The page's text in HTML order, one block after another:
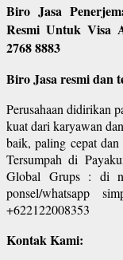
Biro Jasa
Resmi Untuk Visa
2768 8883
Biro Jasa resmi dan
Perusahaan didirikan
kuat dari karyawan
baik, paling cepat dan
Tersumpah di
Global Grups : di
ponsel/whatsapp
+622122008353
Kontak Kami: